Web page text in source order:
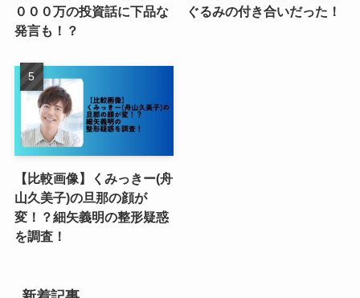
０００万の投資話に下品な
発言も！？
ぐるみの付き合いだった！
【比較画像】くみっきー(舟
山久美子)の旦那の顔が
変！？細矢義明の整形疑惑
を調査！